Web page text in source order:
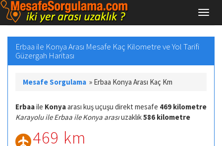
Erbaa ile Konya Arası Mesafe Kaç Kilometre ve Yol Tarifi
Güzergah Haritası
Mesafe Sorgulama » Erbaa Konya Arası Kaç Km
Erbaaile Konyaarası kuş uçuşu direkt mesafe 469 kilometre
Karayolu ile Erbaa ile Konya arasıuzaklık586 kilometre
469 km